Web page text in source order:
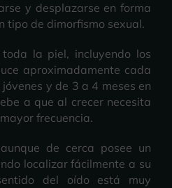
y desplazarse en forma
tipo de dimorfismo sexual.
la piel, incluyendo los
aproximadamente cada
y de 3 a 4 meses en
a que al crecer necesita
frecuencia.
de cerca posee un
localizar fácilmente a su
del oído está muy